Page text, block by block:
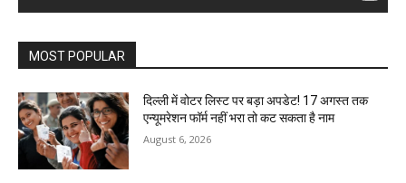
MOST POPULAR
दिल्ली में वोटर लिस्ट पर बड़ा अपडेट! 17 अगस्त तक
एन्यूमरेशन फॉर्म नहीं भरा तो कट सकता है नाम
August 6, 2026